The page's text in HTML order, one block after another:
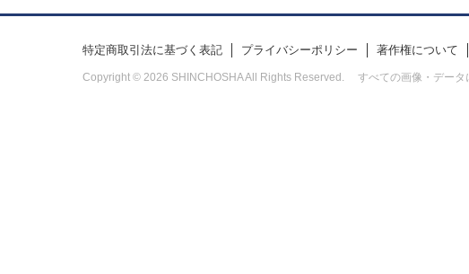
特定商取引法に基づく表記 プライバシーポリシー 著作権について
Copyright © 2026 SHINCHOSHA All Rights Reserved. すべての画像・データ